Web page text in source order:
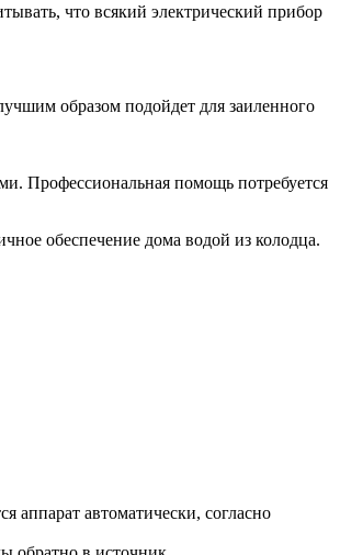
что всякий электрический прибор
образом подойдет для заиленного
Профессиональная помощь потребуется
обеспечение дома водой из колодца.
аппарат автоматически, согласно